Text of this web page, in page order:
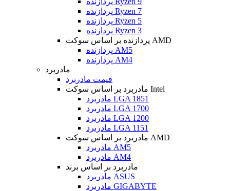
پردازنده Ryzen 7
پردازنده Ryzen 5
پردازنده Ryzen 3
پردازنده بر اساس سوکت AMD
پردازنده AM5
پردازنده AM4
مادربرد
قیمت مادربرد
مادربرد بر اساس سوکت Intel
مادربرد LGA 1851
مادربرد LGA 1700
مادربرد LGA 1200
مادربرد LGA 1151
مادربرد بر اساس سوکت AMD
مادربرد AM5
مادربرد AM4
مادربرد بر اساس برند
مادربرد ASUS
مادربرد GIGABYTE